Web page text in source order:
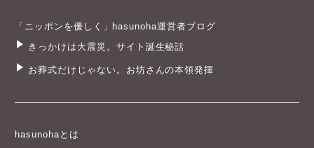
「ニッポンを優しく」hasunoha運営者ブログ
きっかけは大震災。サイト誕生秘話
お葬式だけじゃない。お坊さんの本領発揮
hasunohaとは